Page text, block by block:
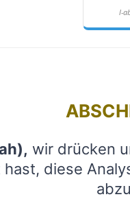
l-
wir drücken
diese